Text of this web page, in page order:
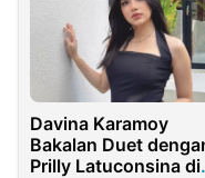
Davina Karamoy
Bakalan Duet
Prilly Latuconsina di